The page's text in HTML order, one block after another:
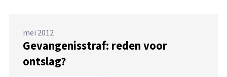
mei 2012
Gevangenisstraf: reden voor
ontslag?